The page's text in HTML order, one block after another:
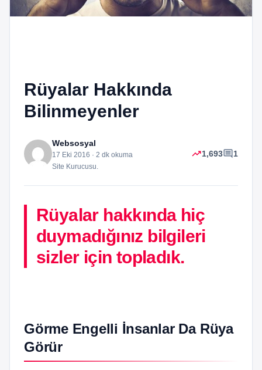
Rüyalar Hakkında
Bilinmeyenler
Websosyal
17 Eki 2016 · 2 dk okuma
Site Kurucusu.
trending_up1,693comment1
Rüyalar hakkında hiç
duymadığınız bilgileri
sizler için topladık.
Görme Engelli İnsanlar Da Rüya
Görür